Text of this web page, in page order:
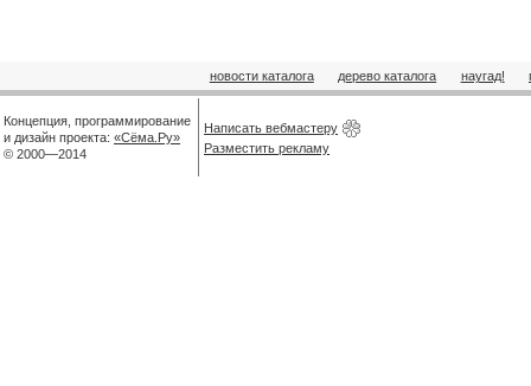
новости каталога дерево каталога наугад!
Концепция, программирование
и дизайн проекта: «Сёма.Ру»
© 2000—2014
Написать вебмастеру
Разместить рекламу